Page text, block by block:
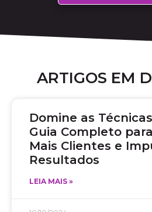
ARTIGOS EM
Domine as
Guia Completo
Mais Clientes e
Resultados
LEIA MAIS »